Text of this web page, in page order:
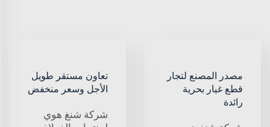
مصدر المصنع لتجار
قطع غيار بحرية
رائدة
تعاون مستقر طويل
الأجل وسعر منخفض
شركة شنغ هوي